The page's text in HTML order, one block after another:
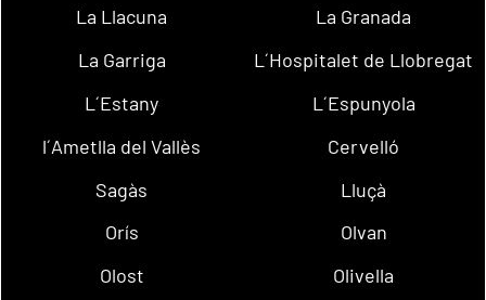
La Llacuna
La Granada
La Garriga
L´Hospitalet de Llobregat
L´Estany
L´Espunyola
l´Ametlla del Vallès
Cervelló
Sagàs
Lluçà
Orís
Olvan
Olost
Olivella